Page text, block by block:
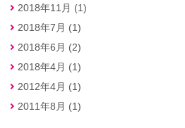
2018年11月 (1)
2018年7月 (1)
2018年6月 (2)
2018年4月 (1)
2012年4月 (1)
2011年8月 (1)